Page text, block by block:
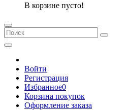
В корзине пусто!
Войти
Регистрация
Избранное0
Корзина покупок
Оформление заказа